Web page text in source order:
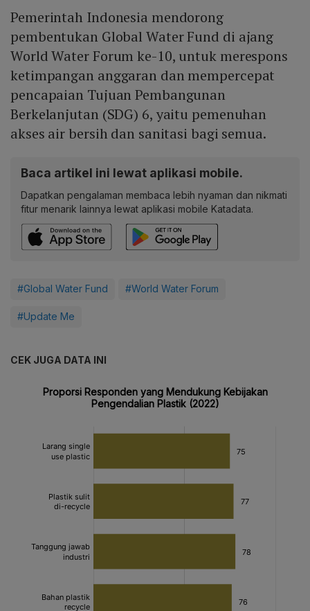
Pemerintah Indonesia mendorong
pembentukan Global Water Fund di ajang
World Water Forum ke-10, untuk merespons
ketimpangan anggaran dan mempercepat
pencapaian Tujuan Pembangunan
Berkelanjutan (SDG) 6, yaitu pemenuhan
akses air bersih dan sanitasi bagi semua.
Baca artikel ini lewat aplikasi mobile.
Dapatkan pengalaman membaca lebih nyaman dan nikmati
fitur menarik lainnya lewat aplikasi mobile Katadata.
#Global Water Fund #World Water Forum
#Update Me
CEK JUGA DATA INI